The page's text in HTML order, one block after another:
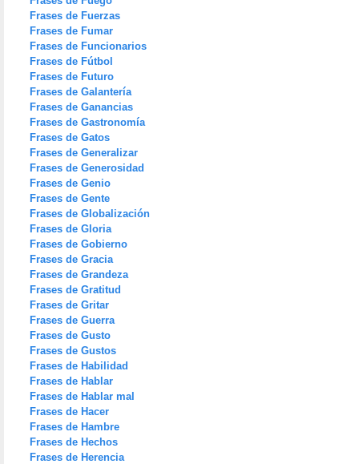
Frases de Fuerzas
Frases de Fumar
Frases de Funcionarios
Frases de Fútbol
Frases de Futuro
Frases de Galantería
Frases de Ganancias
Frases de Gastronomía
Frases de Gatos
Frases de Generalizar
Frases de Generosidad
Frases de Genio
Frases de Gente
Frases de Globalización
Frases de Gloria
Frases de Gobierno
Frases de Gracia
Frases de Grandeza
Frases de Gratitud
Frases de Gritar
Frases de Guerra
Frases de Gusto
Frases de Gustos
Frases de Habilidad
Frases de Hablar
Frases de Hablar mal
Frases de Hacer
Frases de Hambre
Frases de Hechos
Frases de Herencia